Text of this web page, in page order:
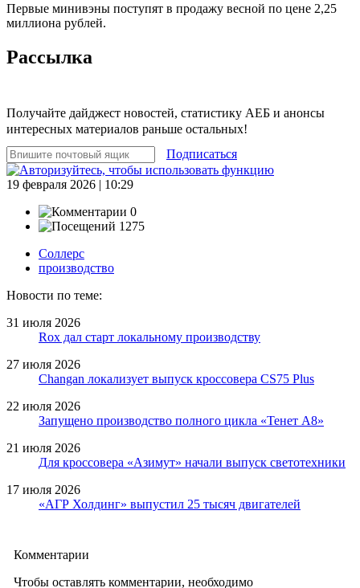
Первые минивэны поступят в продажу весной по цене 2,25
миллиона рублей.
Рассылка
Получайте дайджест новостей, статистику АЕБ и анонсы
интересных материалов раньше остальных!
Подписаться
19 февраля 2026 | 10:29
0
1275
Соллерс
производство
Новости по теме:
31 июля 2026
Rox дал старт локальному производству
27 июля 2026
Changan локализует выпуск кроссовера CS75 Plus
22 июля 2026
Запущено производство полного цикла «Тенет A8»
21 июля 2026
Для кроссовера «Азимут» начали выпуск светотехники
17 июля 2026
«АГР Холдинг» выпустил 25 тысяч двигателей
Комментарии
Чтобы оставлять комментарии, необходимо